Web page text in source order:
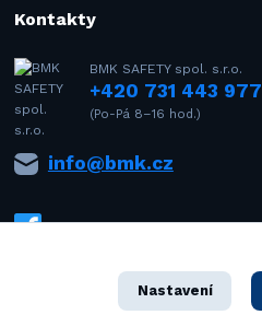
Kontakty
BMK SAFETY spol. s.r.o.
+420 731 443 977
(Po-Pá 8–16 hod.)
info@bmk.cz
Nastavení